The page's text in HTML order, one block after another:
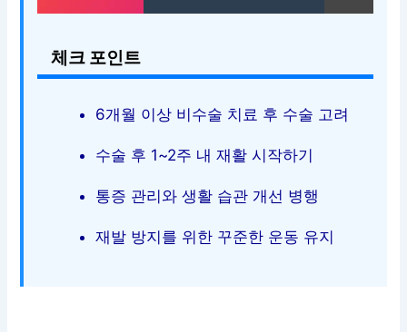
체크 포인트
6개월 이상 비수술 치료 후 수술 고려
수술 후 1~2주 내 재활 시작하기
통증 관리와 생활 습관 개선 병행
재발 방지를 위한 꾸준한 운동 유지